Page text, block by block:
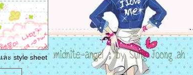
ละ style sheet